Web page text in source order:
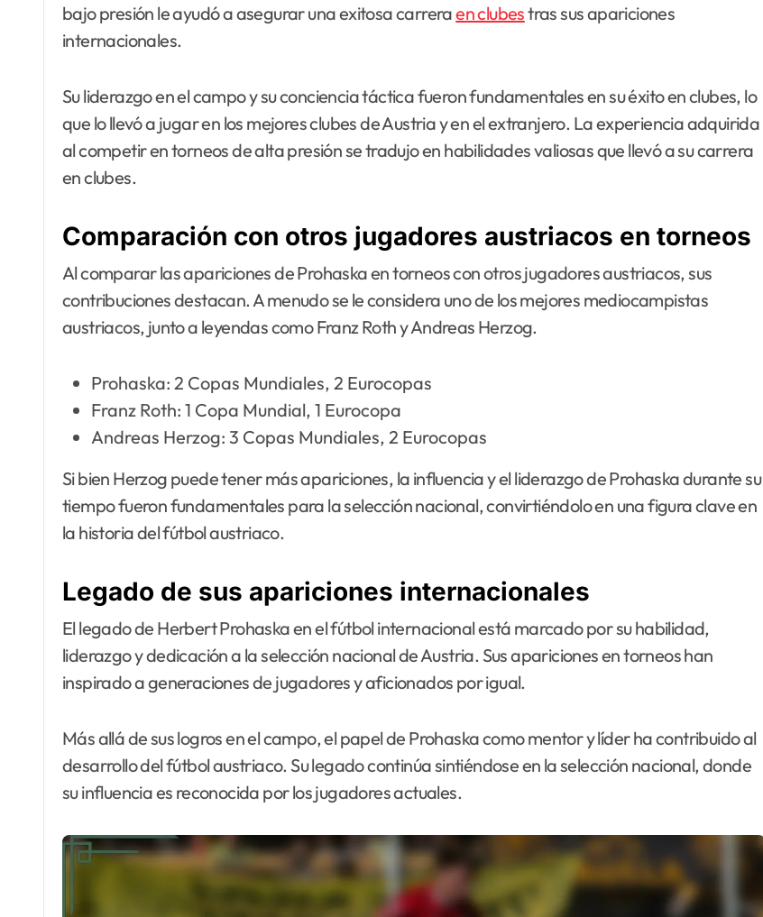
bajo presión le ayudó a asegurar una exitosa carreraen clubestras sus apariciones
internacionales.
Su liderazgo en el campo y su conciencia táctica fueron fundamentales en su éxito en clubes, lo
que lo llevó a jugar en los mejores clubes de Austria y en el extranjero. La experiencia adquirida
al competir en torneos de alta presión se tradujo en habilidades valiosas que llevó a su carrera
en clubes.
Comparación con otros jugadores austriacos en torneos
Al comparar las apariciones de Prohaska en torneos con otros jugadores austriacos, sus
contribuciones destacan. A menudo se le considera uno de los mejores mediocampistas
austriacos, junto a leyendas como Franz Roth y Andreas Herzog.
Prohaska: 2 Copas Mundiales, 2 Eurocopas
Franz Roth: 1 Copa Mundial, 1 Eurocopa
Andreas Herzog: 3 Copas Mundiales, 2 Eurocopas
Si bien Herzog puede tener más apariciones, la influencia y el liderazgo de Prohaska durante su
tiempo fueron fundamentales para la selección nacional, convirtiéndolo en una figura clave en
la historia del fútbol austriaco.
Legado de sus apariciones internacionales
El legado de Herbert Prohaska en el fútbol internacional está marcado por su habilidad,
liderazgo y dedicación a la selección nacional de Austria. Sus apariciones en torneos han
inspirado a generaciones de jugadores y aficionados por igual.
Más allá de sus logros en el campo, el papel de Prohaska como mentor y líder ha contribuido al
desarrollo del fútbol austriaco. Su legado continúa sintiéndose en la selección nacional, donde
su influencia es reconocida por los jugadores actuales.